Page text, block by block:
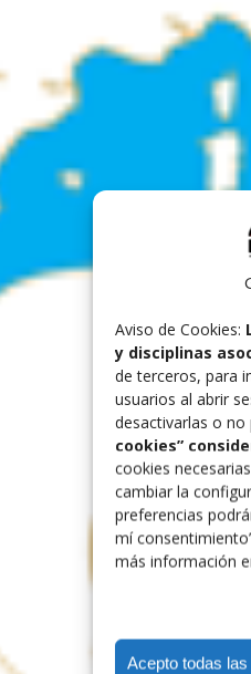
Aviso de Cookies:
y disciplinas
de terceros, para
usuarios al abrir
desactivarlas o no
cookies”
cookies
cambiar la
preferencias
mí
más información
Acepto todas